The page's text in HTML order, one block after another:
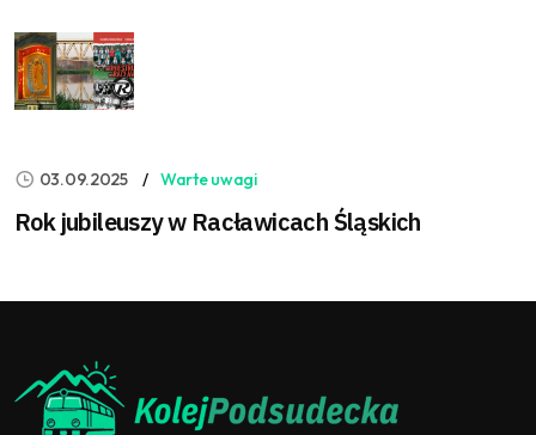
03.09.2025 Warte uwagi
Rok jubileuszy w Racławicach Śląskich